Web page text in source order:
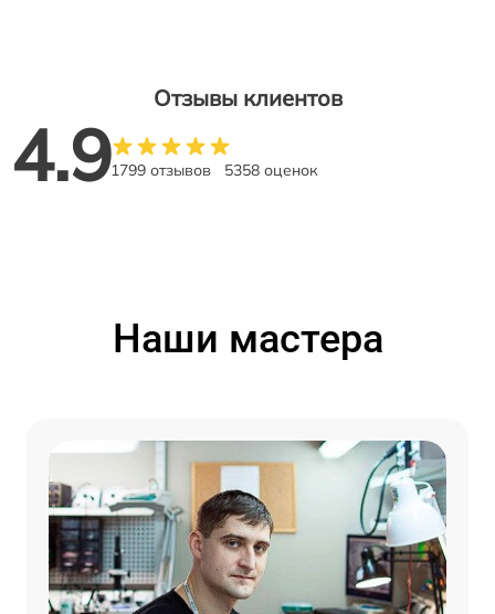
Отзывы клиентов
4.91799 отзывов 5358 оценок
Наши мастера